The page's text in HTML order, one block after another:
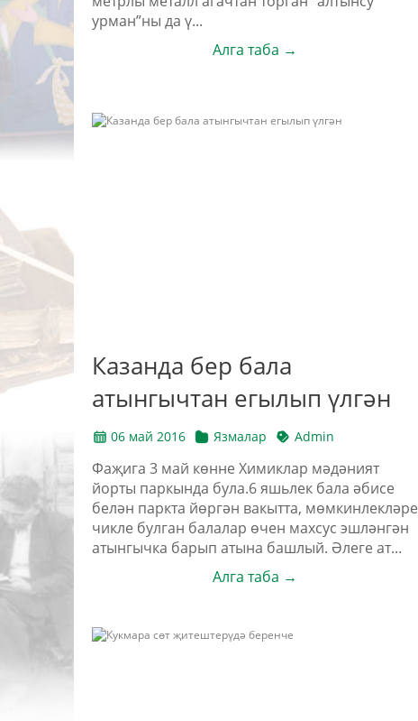
урман”ны да ү...
Алга таба →
Казанда бер бала
атынгычтан егылып үлгән
06 май 2016 Язмалар Admin
Фаҗига 3 май көнне Химиклар мәдәният
йорты паркында була.6 яшьлек бала әбисе
белән паркта йөргән вакытта, мөмкинлекләре
чикле булган балалар өчен махсус эшләнгән
атынгычка барып атына башлый. Әлеге ат...
Алга таба →